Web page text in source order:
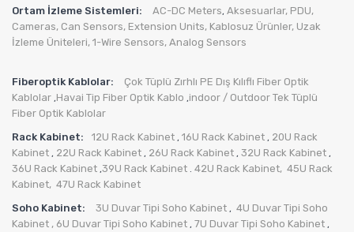
Ortam İzleme Sistemleri:
AC-DC Meters, Aksesuarlar, PDU,
Cameras, Can Sensors, Extension Units, Kablosuz Ürünler, Uzak
İzleme Üniteleri, 1-Wire Sensors, Analog Sensors
Fiberoptik Kablolar:
Çok Tüplü Zırhlı PE Dış Kılıflı Fiber Optik
Kablolar ,Havai Tip Fiber Optik Kablo ,indoor / Outdoor Tek Tüplü
Fiber Optik Kablolar
Rack Kabinet:
12U Rack Kabinet , 16U Rack Kabinet , 20U Rack
Kabinet , 22U Rack Kabinet , 26U Rack Kabinet , 32U Rack Kabinet ,
36U Rack Kabinet ,39U Rack Kabinet . 42U Rack Kabinet, 45U Rack
Kabinet, 47U Rack Kabinet
Soho Kabinet:
3U Duvar Tipi Soho Kabinet , 4U Duvar Tipi Soho
Kabinet , 6U Duvar Tipi Soho Kabinet , 7U Duvar Tipi Soho Kabinet ,